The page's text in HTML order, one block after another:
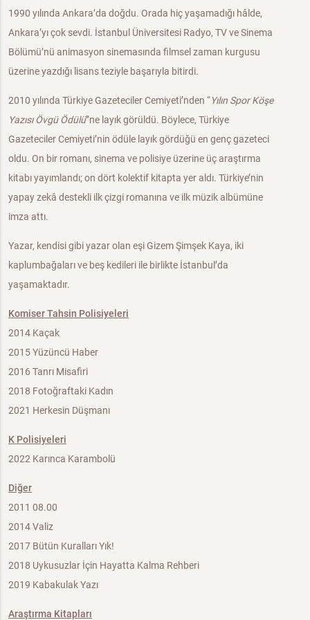
1990 yılında Ankara’da doğdu. Orada hiç yaşamadığı hâlde,
Ankara’yı çok sevdi. İstanbul Üniversitesi Radyo, TV ve Sinema
Bölümü’nü animasyon sinemasında filmsel zaman kurgusu
üzerine yazdığı lisans teziyle başarıyla bitirdi.
2010 yılında Türkiye Gazeteciler Cemiyeti’nden “Yılın Spor Köşe
Yazısı Övgü Ödülü”ne layık görüldü. Böylece, Türkiye
Gazeteciler Cemiyeti’nin ödüle layık gördüğü en genç gazeteci
oldu. On bir romanı, sinema ve polisiye üzerine üç araştırma
kitabı yayımlandı; on dört kolektif kitapta yer aldı. Türkiye’nin
yapay zekâ destekli ilk çizgi romanına ve ilk müzik albümüne
imza attı.
Yazar, kendisi gibi yazar olan eşi Gizem Şimşek Kaya, iki
kaplumbağaları ve beş kedileri ile birlikte İstanbul’da
yaşamaktadır.
Komiser Tahsin Polisiyeleri
2014 Kaçak
2015 Yüzüncü Haber
2016 Tanrı Misafiri
2018 Fotoğraftaki Kadın
2021 Herkesin Düşmanı
K Polisiyeleri
2022 Karınca Karambolü
Diğer
2011 08.00
2014 Valiz
2017 Bütün Kuralları Yık!
2018 Uykusuzlar İçin Hayatta Kalma Rehberi
2019 Kabakulak Yazı
Araştırma Kitapları